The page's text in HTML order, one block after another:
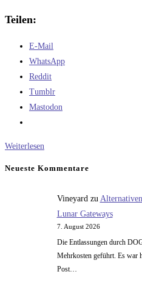
Teilen:
E-Mail
WhatsApp
Reddit
Tumblr
Mastodon
Weiterlesen
Neueste Kommentare
Vineyardzu
Lunar Gateways
7. August 2026
Die Entlassungen durch
Mehrkosten geführt. Es war
Post…